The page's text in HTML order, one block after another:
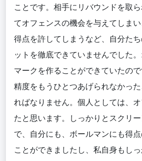
ことです。相手にリバウンドを取
てオフェンスの機会を与えてしま
得点を許してしまうなど、自分た
ットを徹底できていませんでした
マークを作ることができていたの
精度をもうひとつあげられなかっ
ればなりません。個人としては、
たと思います。しっかりとスクリ
で、自分にも、ボールマンにも得
ことができましたし、私自身もし